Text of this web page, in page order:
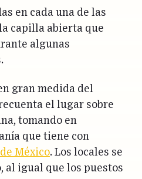
en cada una de las
capilla abierta que
algunas
gran medida del
el lugar sobre
tomando en
que tiene con
México. Los locales se
al igual que los puestos